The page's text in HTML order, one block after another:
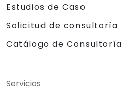
Estudios de Caso
Solicitud de consultoría
Catálogo de Consultoría
Servicios